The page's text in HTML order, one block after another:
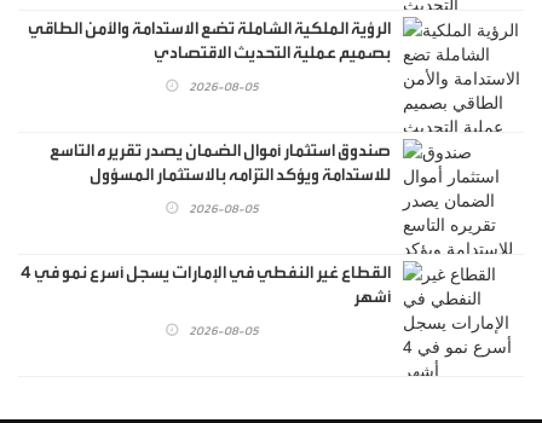
الرؤية الملكية الشاملة تضع الاستدامة والأمن الطاقي
بصميم عملية التحديث الاقتصادي
2026-08-05
صندوق استثمار أموال الضمان يصدر تقريره التاسع
للاستدامة ويؤكد التزامه بالاستثمار المسؤول
2026-08-05
القطاع غير النفطي في الإمارات يسجل أسرع نمو في 4
أشهر
2026-08-05